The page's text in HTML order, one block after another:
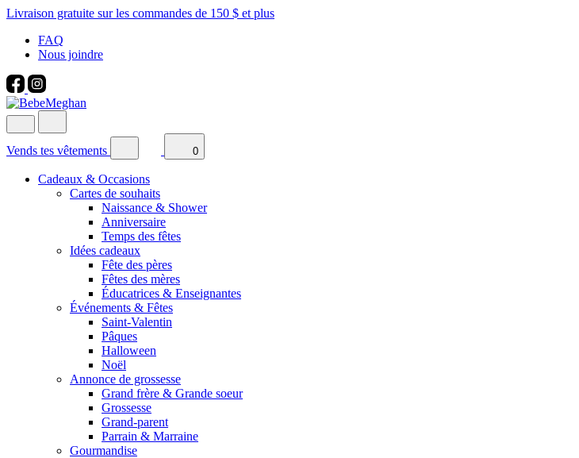
Livraison gratuite sur les commandes de 150 $ et plus
FAQ
Nous joindre
Vends tes vêtements 0
Cadeaux & Occasions
Cartes de souhaits
Naissance & Shower
Anniversaire
Temps des fêtes
Idées cadeaux
Fête des pères
Fêtes des mères
Éducatrices & Enseignantes
Événements & Fêtes
Saint-Valentin
Pâques
Halloween
Noël
Annonce de grossesse
Grand frère & Grande soeur
Grossesse
Grand-parent
Parrain & Marraine
Gourmandise